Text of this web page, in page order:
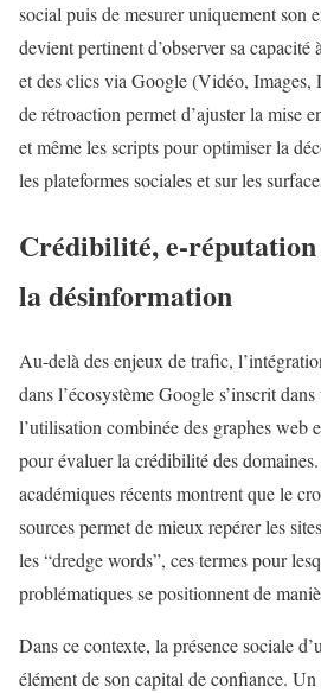
social puis de mesurer uniquement son
devient pertinent d’observer sa capacité
et des clics via Google (Vidéo, Images,
de rétroaction permet d’ajuster la mise
et même les scripts pour optimiser la
les plateformes sociales et sur les
Crédibilité, e-
la désinformation
Au-delà des enjeux de trafic,
dans l’écosystème Google s’inscrit
l’utilisation combinée des graphes web
pour évaluer la crédibilité des
académiques récents montrent que le
sources permet de mieux repérer les
les “dredge words”, ces termes pour
problématiques se positionnent de
Dans ce contexte, la présence sociale
élément de son capital de confiance. Un